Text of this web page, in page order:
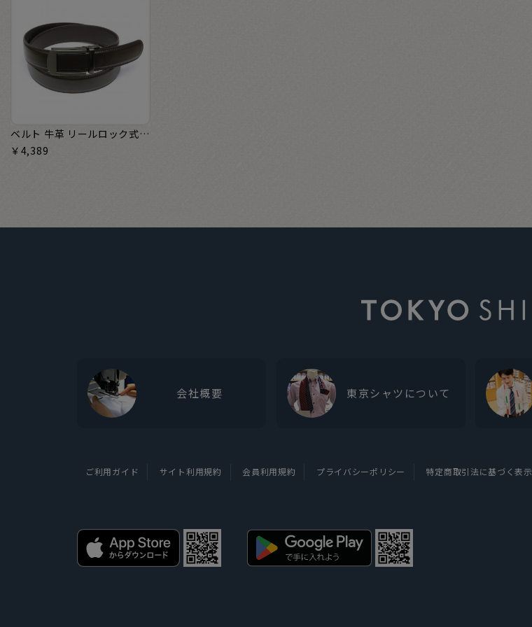
ベルト 牛革 リールロック式 サイズ調節可能 ブラウン系 95cm メンズ
￥4,389
会社概要 東京シャツについて
ご利用ガイド サイト利用規約 会員利用規約 プライバシーポリシー 特定商取引法に基づく表示